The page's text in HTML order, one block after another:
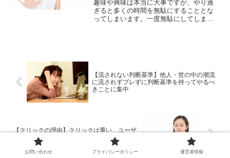
趣味や興味は本当に大事ですが、やり過
ぎると多くの時間を無駄にすることとな
ってしまいます。一度無駄にしてしまっ
【流されない判断基準】他人・世の中の潮流
に流されずブレずに判断基準を持ってやるべ
きことに集中
【クリックの理由】クリックは重い。ユーザ
ーがクリックしてくれる方法を模索
お問い合わせ プライバシーポリシー 運営者情報